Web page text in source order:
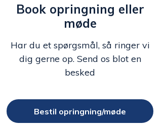
Book opringning eller
møde
Har du et spørgsmål, så ringer vi
dig gerne op. Send os blot en
besked
Bestil opringning/møde